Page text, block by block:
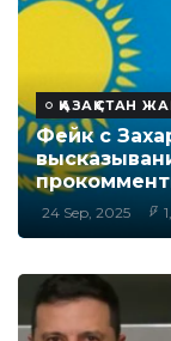
ҚАЗАҚСТАН
Фейк с
24 Sep, 2025